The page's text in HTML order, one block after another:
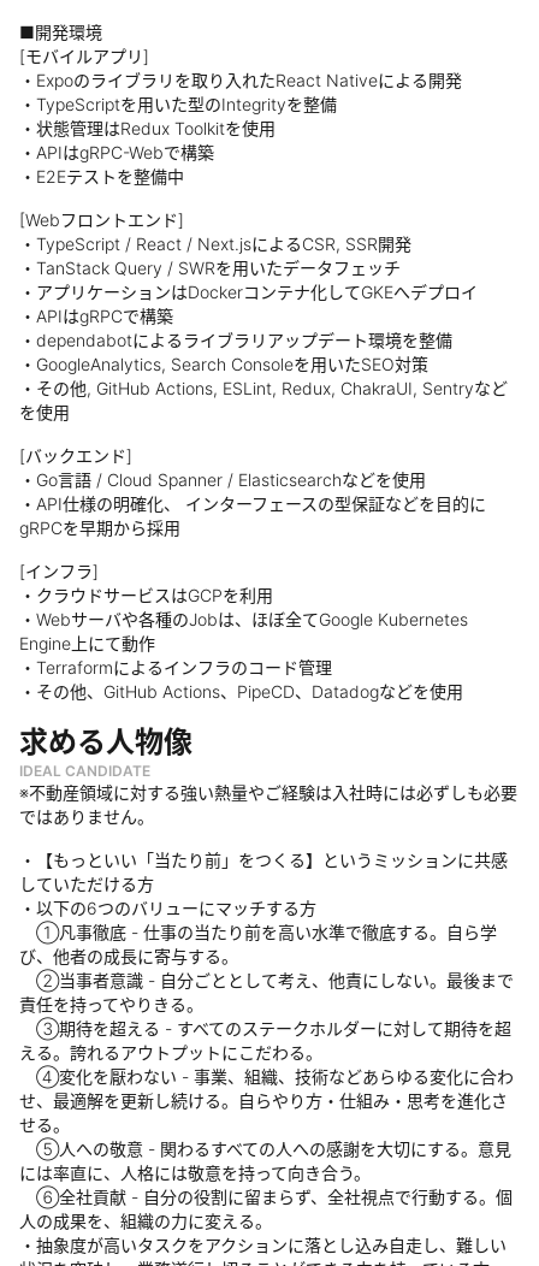
■開発環境
[モバイルアプリ]
・Expoのライブラリを取り入れたReact Nativeによる開発
・TypeScriptを用いた型のIntegrityを整備
・状態管理はRedux Toolkitを使用
・APIはgRPC-Webで構築
・E2Eテストを整備中
[Webフロントエンド]
・TypeScript / React / Next.jsによるCSR, SSR開発
・TanStack Query / SWRを用いたデータフェッチ
・アプリケーションはDockerコンテナ化してGKEへデプロイ
・APIはgRPCで構築
・dependabotによるライブラリアップデート環境を整備
・GoogleAnalytics, Search Consoleを用いたSEO対策
・その他, GitHub Actions, ESLint, Redux, ChakraUI, Sentryなど
を使用
[バックエンド]
・Go言語 / Cloud Spanner / Elasticsearchなどを使用
・API仕様の明確化、 インターフェースの型保証などを目的に
gRPCを早期から採用
[インフラ]
・クラウドサービスはGCPを利用
・Webサーバや各種のJobは、ほぼ全てGoogle Kubernetes
Engine上にて動作
・Terraformによるインフラのコード管理
・その他、GitHub Actions、PipeCD、Datadogなどを使用
求める人物像
IDEAL CANDIDATE
※不動産領域に対する強い熱量やご経験は入社時には必ずしも必要
ではありません。
・【もっといい「当たり前」をつくる】というミッションに共感
していただける方
・以下の6つのバリューにマッチする方
①凡事徹底 - 仕事の当たり前を高い水準で徹底する。自ら学
び、他者の成長に寄与する。
②当事者意識 - 自分ごととして考え、他責にしない。最後まで
責任を持ってやりきる。
③期待を超える - すべてのステークホルダーに対して期待を超
える。誇れるアウトプットにこだわる。
④変化を厭わない - 事業、組織、技術などあらゆる変化に合わ
せ、最適解を更新し続ける。自らやり方・仕組み・思考を進化さ
せる。
⑤人への敬意 - 関わるすべての人への感謝を大切にする。意見
には率直に、人格には敬意を持って向き合う。
⑥全社貢献 - 自分の役割に留まらず、全社視点で行動する。個
人の成果を、組織の力に変える。
・抽象度が高いタスクをアクションに落とし込み自走し、難しい